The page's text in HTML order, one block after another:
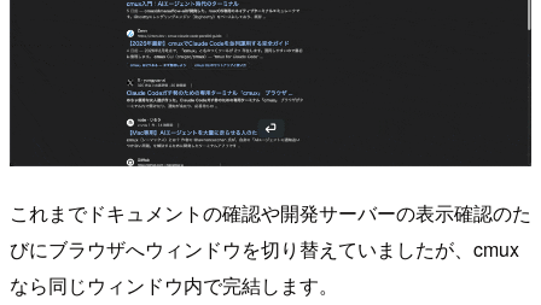
これまでドキュメントの確認や開発サーバーの表示確認のた
びにブラウザへウィンドウを切り替えていましたが、cmux
なら同じウィンドウ内で完結します。